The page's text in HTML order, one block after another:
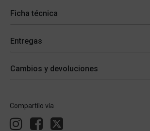
Ficha técnica
Entregas
Cambios y devoluciones
Compartílo vía